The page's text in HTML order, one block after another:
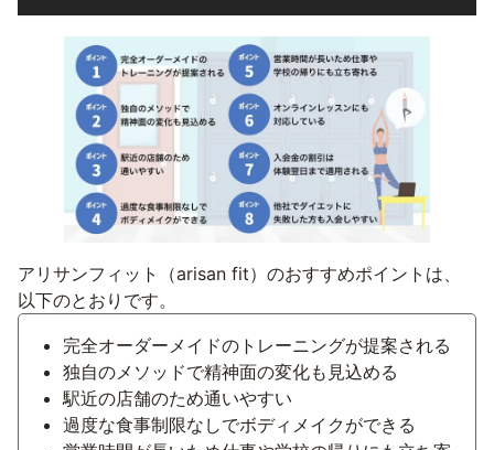
アリサンフィット（arisan fit）のおすすめポイントは、
以下のとおりです。
完全オーダーメイドのトレーニングが提案される
独自のメソッドで精神面の変化も見込める
駅近の店舗のため通いやすい
過度な食事制限なしでボディメイクができる